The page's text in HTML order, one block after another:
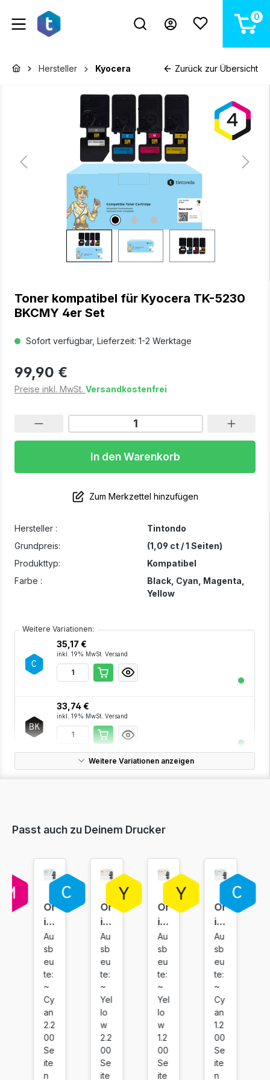
springen 0
Hersteller Kyocera Zurück zur Übersicht
Bildergalerie überspringen
Hersteller :
Tintondo
Grundpreis:
(1,09 ct / 1 Seiten)
Produkttyp:
Kompatibel
Farbe :
Black, Cyan , Magenta
Yellow
Weitere Variationen:
35,17 €
inkl. 19% MwSt. Versand
33,74 €
inkl. 19% MwSt. Versand
35,17 €
35,17 €
Weitere Variationen anzeigen
Toner kompatibel für Kyocera TK-5230
BKCMY 4er Set
Sofort verfügbar, Lieferzeit: 1-2 Werktage
99,90 €
Preise inkl. MwSt. Versandkostenfrei
In den Warenkorb
Zum Merkzettel hinzufügen
Passt auch zu Deinem Drucker
Or
igi
na
l
To
ne
r
Ky
oc
er
a
T
Au
sb
eu
te:
~
Cy
an
2.2
00
Se
ite
n
Or
igi
na
l
To
ne
r
Ky
oc
er
a
T
Au
sb
eu
te:
~
Yel
lo
w
2.2
00
Se
ite
Or
igi
na
l
To
ne
r
Ky
oc
er
a
T
Au
sb
eu
te:
~
Yel
lo
w
1.2
00
Se
ite
Or
igi
na
l
To
ne
r
Ky
oc
er
a
T
Au
sb
eu
te:
~
Cy
an
1.2
00
Se
ite
n